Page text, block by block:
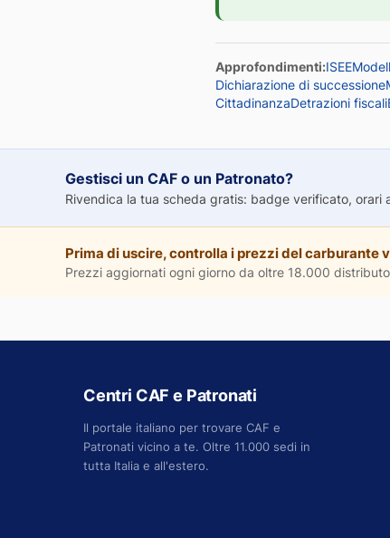
Approfondimenti:ISEE
Dichiarazione di successione
CittadinanzaDetrazioni fiscali
Gestisci un CAF o un Patronato?
Rivendica la tua scheda gratis: badge verificato, orari
Prima di uscire, controlla i prezzi del carburante
Prezzi aggiornati ogni giorno da oltre 18.000
Centri CAF e Patronati
Il portale italiano per trovare CAF e
Patronati vicino a te. Oltre 11.000 sedi in
tutta Italia e all'estero.